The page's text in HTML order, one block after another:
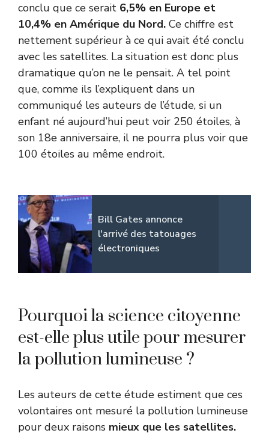
conclu que ce serait 6,5% en Europe et
10,4% en Amérique du Nord. Ce chiffre est
nettement supérieur à ce qui avait été conclu
avec les satellites. La situation est donc plus
dramatique qu’on ne le pensait. A tel point
que, comme ils l’expliquent dans un
communiqué les auteurs de l’étude, si un
enfant né aujourd’hui peut voir 250 étoiles, à
son 18e anniversaire, il ne pourra plus voir que
100 étoiles au même endroit.
Bill Gates annonce
l'arrivé des tatouages
électroniques
Pourquoi la science citoyenne
est-elle plus utile pour mesurer
la pollution lumineuse ?
Les auteurs de cette étude estiment que ces
volontaires ont mesuré la pollution lumineuse
pour deux raisons mieux que les satellites.